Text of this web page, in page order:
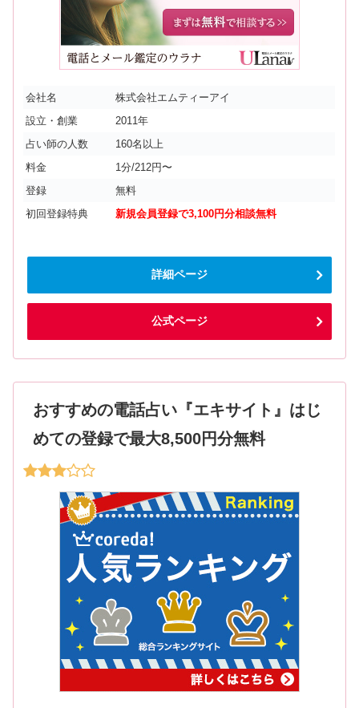
会社名
株式会社エムティーアイ
設立・創業
2011年
占い師の人数
160名以上
料金
1分/212円〜
登録
無料
初回登録特典
新規会員登録で3,100円分相談無料
詳細ページ
公式ページ
おすすめの電話占い『エキサイト』はじ
めての登録で最大8,500円分無料